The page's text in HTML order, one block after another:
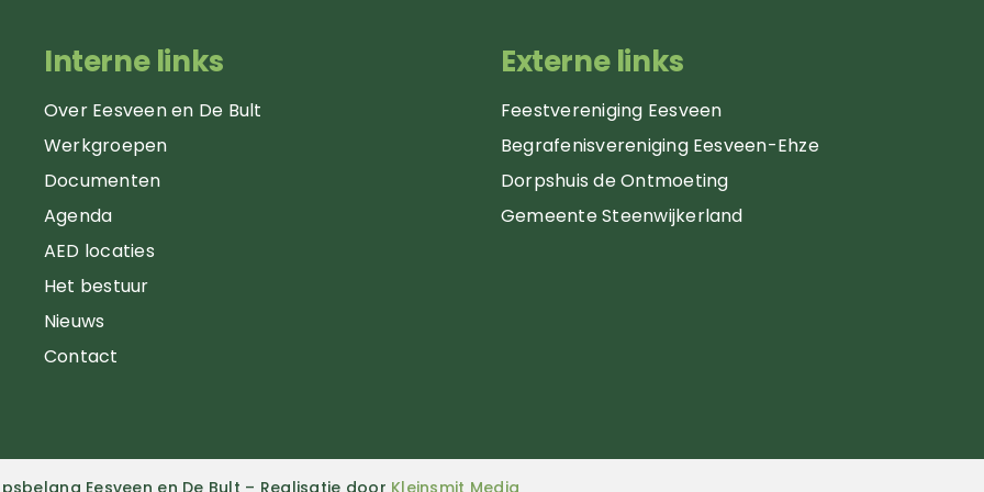
Interne links
Over Eesveen en De Bult
Werkgroepen
Documenten
Agenda
AED locaties
Het bestuur
Nieuws
Contact
Externe links
Feestvereniging Eesveen
Begrafenisvereniging Eesveen-Ehze
Dorpshuis de Ontmoeting
Gemeente Steenwijkerland